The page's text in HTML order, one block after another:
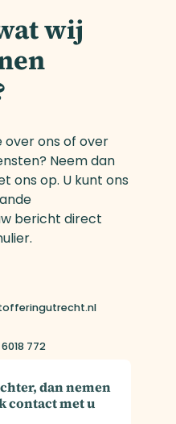
wij
ons of over
Neem dan
ons op. U kunt ons
bericht direct
772
dan nemen
contact met u